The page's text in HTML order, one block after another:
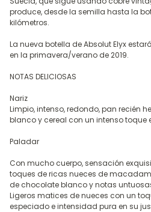
produce, desde la semilla hasta la
kilómetros.
La nueva botella de Absolut Elyx
en la primavera/verano de 2019.
NOTAS DELICIOSAS
Nariz
Limpio, intenso, redondo, pan recién
blanco y cereal con un intenso
Paladar
Con mucho cuerpo, sensación
toques de ricas nueces de
de chocolate blanco y notas
Ligeros matices de nueces con un
especiado e intensidad pura en su